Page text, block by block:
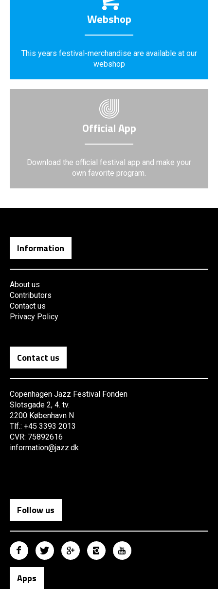
Webshop
This years festival-merchandise are available at our
webshop
Official App
Download the official festival app and make your
own favorite program.
Information
About us
Contributors
Contact us
Privacy Policy
Contact us
Copenhagen Jazz Festival Fonden
Slotsgade 2, 4. tv.
2200 København N
Tlf.: +45 3393 2013
CVR: 75892616
information@jazz.dk
Follow us
Apps